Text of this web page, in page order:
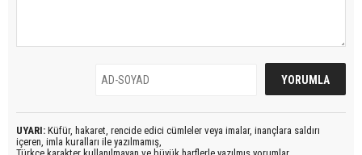
UYARI: Küfür, hakaret, rencide edici cümleler veya imalar, inançlara saldırı
içeren, imla kuralları ile yazılmamış,